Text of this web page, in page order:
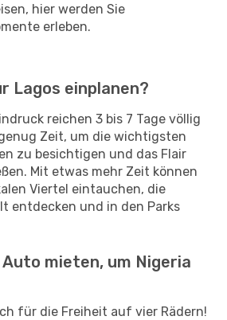
hier werden Sie
erleben.
Lagos einplanen?
reichen 3 bis 7 Tage völlig
Zeit, um die wichtigsten
zu besichtigen und das Flair
Mit etwas mehr Zeit können
Viertel eintauchen, die
entdecken und in den Parks
mieten, um Nigeria
für die Freiheit auf vier Rädern!